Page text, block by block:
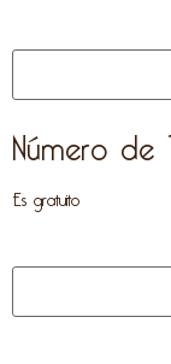
Número
Es gratuito